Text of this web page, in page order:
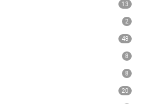
13
2
48
8
8
20